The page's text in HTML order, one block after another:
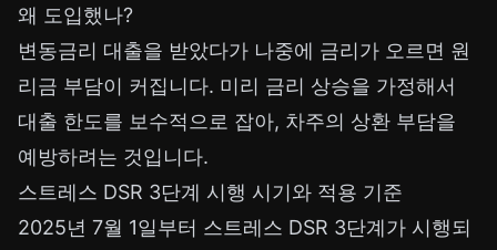
왜 도입했나?
변동금리 대출을 받았다가 나중에 금리가 오르면 원
리금 부담이 커집니다. 미리 금리 상승을 가정해서
대출 한도를 보수적으로 잡아, 차주의 상환 부담을
예방하려는 것입니다.
스트레스 DSR 3단계 시행 시기와 적용 기준
2025년 7월 1일부터 스트레스 DSR 3단계가 시행되